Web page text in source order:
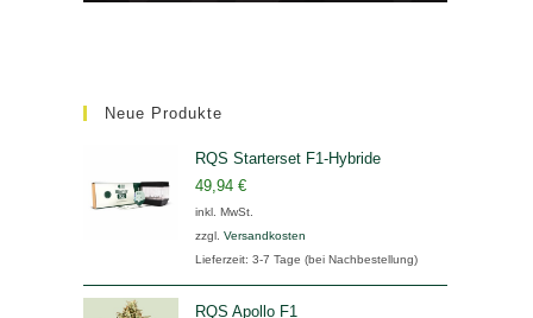
Neue Produkte
RQS Starterset F1-Hybride
49,94 €
inkl. MwSt.
zzgl. Versandkosten
Lieferzeit: 3-7 Tage (bei Nachbestellung)
RQS Apollo F1